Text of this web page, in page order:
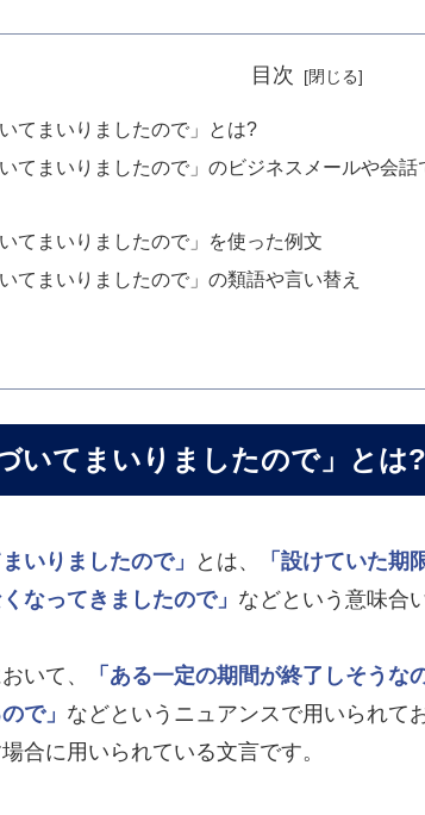
目次
いてまいりましたので」とは?
いてまいりましたので」のビジネスメールや会
いてまいりましたので」を使った例文
てまいりましたので」の類語や言い替え
いてまいりましたので」とは?
いりましたので」 とは、 「設けていた期
なってきましたので」 などという意味合
いて、 「ある一定の期間が終了しそうな
で」 などというニュアンスで用いられて
合に用いられている文言です。